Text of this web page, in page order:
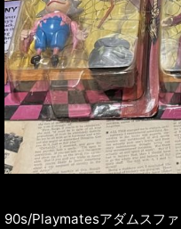
90s/Playmatesアダムスフ